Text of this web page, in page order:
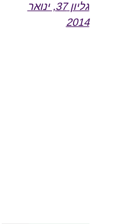
גליון 37, ינואר
2014